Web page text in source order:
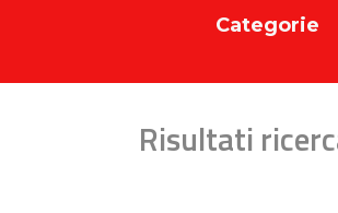
Categorie
Risultati